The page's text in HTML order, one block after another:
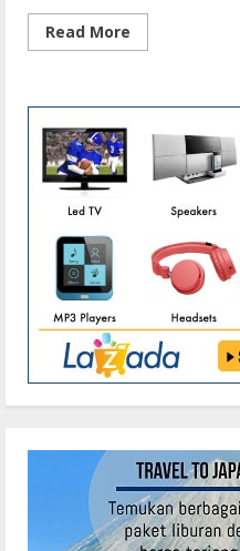
Read More
more
19,
Dokumen
Kependudukan
Bisa
Dilakukan
Online